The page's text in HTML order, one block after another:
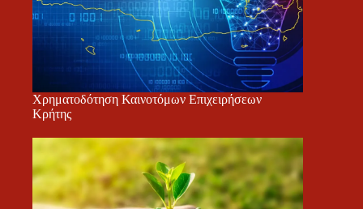
Χρηματοδότηση Καινοτόμων Επιχειρήσεων
Κρήτης